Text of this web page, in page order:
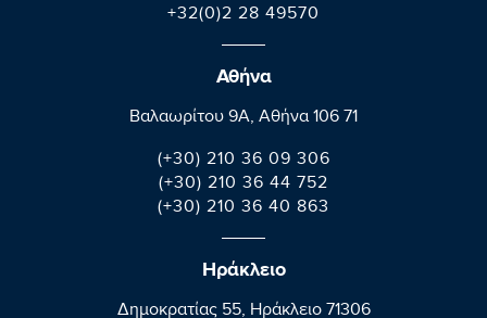
+32(0)2 28 49570
Αθήνα
Βαλαωρίτου 9A, Aθήνα 106 71
(+30) 210 36 09 306
(+30) 210 36 44 752
(+30) 210 36 40 863
Ηράκλειο
Δημοκρατίας 55, Ηράκλειο 71306